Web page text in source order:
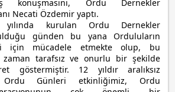
konuşmasını, Ordu Dernekler
Necati Özdemir yaptı.
yılında kurulan Ordu Dernekler
günden bu yana Orduluların
için mücadele etmekte olup, bu
tarafsız ve onurlu bir şekilde
göstermiştir. 12 yıldır aralıksız
Ordu Günleri etkinliğimiz, Ordu